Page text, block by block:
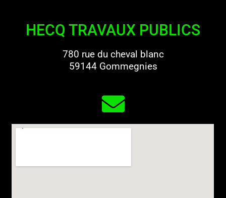
HECQ TRAVAUX PUBLICS
780 rue du cheval blanc
59144 Gommegnies